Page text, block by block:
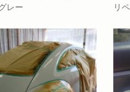
レー
リ